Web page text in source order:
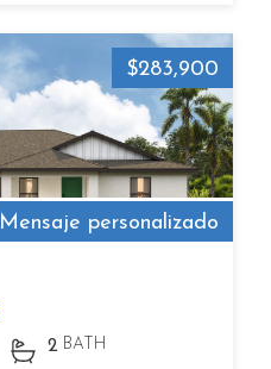
Mensaje personalizado
$283,900
2 BATH